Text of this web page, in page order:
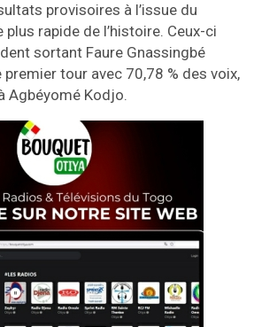
provisoires à l’issue du
rapide de l’histoire. Ceux-ci
sortant Faure Gnassingbé
premier tour avec 70,78 % des voix,
Agbéyomé Kodjo.